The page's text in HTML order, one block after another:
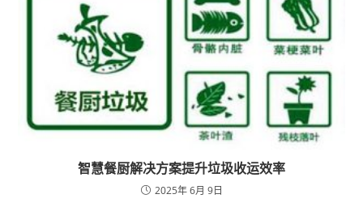
智慧餐厨解决方案提升垃圾收运效率
2025年 6月 9日